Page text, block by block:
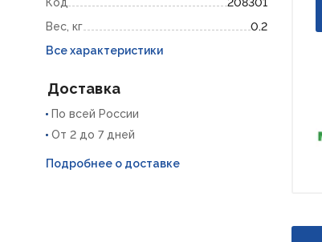
Вес, кг
0.2
Все характеристики
Доставка
По всей России
От 2 до 7 дней
Подробнее о доставке